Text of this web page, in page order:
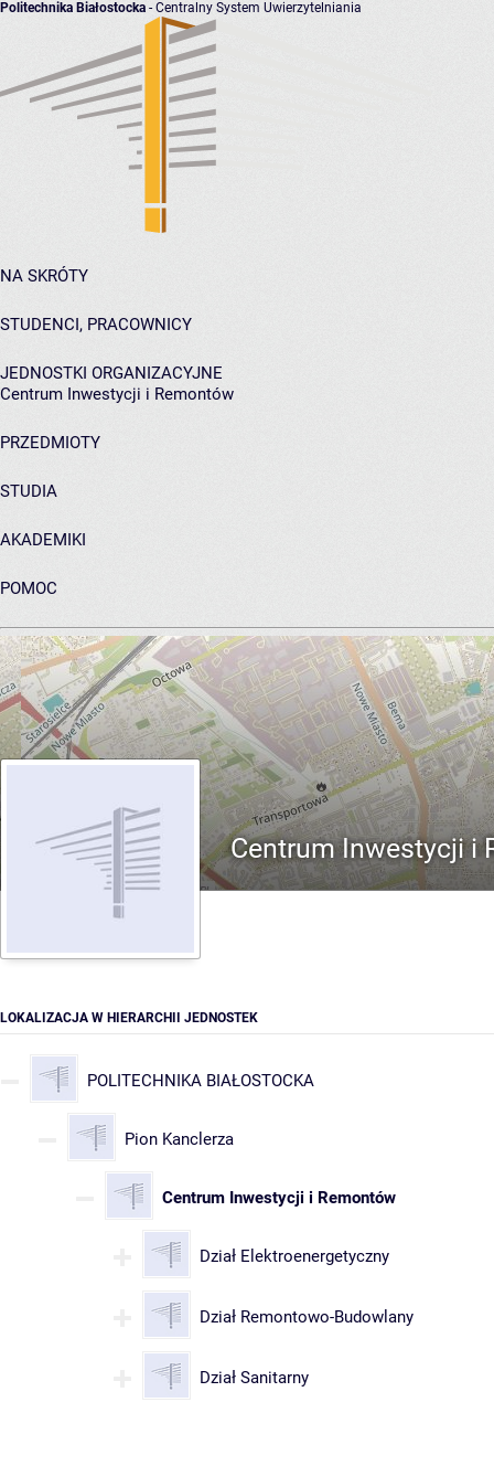
Politechnika Białostocka - Centralny System Uwierzytelniania
NA SKRÓTY
STUDENCI, PRACOWNICY
JEDNOSTKI ORGANIZACYJNE
Centrum Inwestycji i Remontów
PRZEDMIOTY
STUDIA
AKADEMIKI
POMOC
ARCHIWUM PRAC DYPLOMOWYCH
Centrum Inwestycji i
LOKALIZACJA W HIERARCHII JEDNOSTEK
POLITECHNIKA BIAŁOSTOCKA
Pion Kanclerza
Centrum Inwestycji i Remontów
Dział Elektroenergetyczny
Dział Remontowo-Budowlany
Dział Sanitarny